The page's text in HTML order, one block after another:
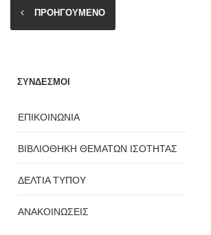
ΠΡΟΗΓΟΥΜΕΝΟ
ΣΥΝΔΕΣΜΟΙ
ΕΠΙΚΟΙΝΩΝΙΑ
ΒΙΒΛΙΟΘΗΚΗ ΘΕΜΑΤΩΝ ΙΣΟΤΗΤΑΣ
ΔΕΛΤΙΑ ΤΥΠΟΥ
ΑΝΑΚΟΙΝΩΣΕΙΣ